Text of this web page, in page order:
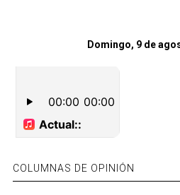
Domingo, 9 de
COLUMNAS DE OPINIÓN